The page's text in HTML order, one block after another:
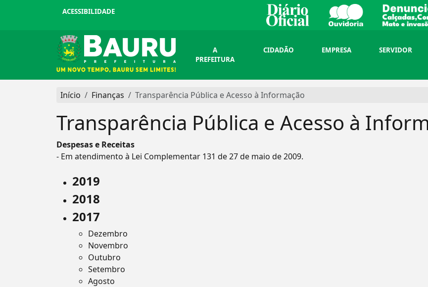
ACESSIBILIDADE
A
PREFEITURA
CIDADÃO EMPRESA SERVIDOR
Início Finanças Transparência Pública e Acesso à Informação
Transparência Pública e Acesso à
Despesas e Receitas
- Em atendimento à Lei Complementar 131 de 27 de maio de 2009.
2019
2018
2017
Dezembro
Novembro
Outubro
Setembro
Agosto